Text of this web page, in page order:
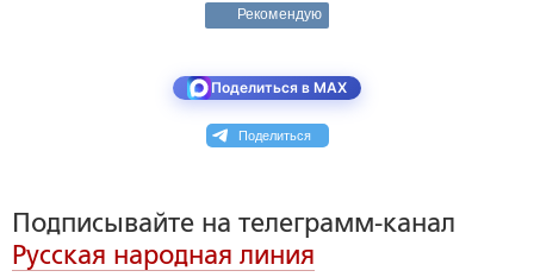
Рекомендую
Поделиться в MAX
Поделиться
Подписывайте на телеграмм-канал
Русская народная линия